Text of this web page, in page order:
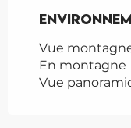
Vue
En montagne
Vue